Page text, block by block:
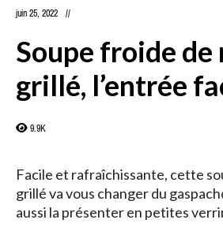
juin 25, 2022
Soupe froide de
grillé, l’entrée
9.9K
Facile et rafraîchissante, cette
grillé va vous changer du
aussi la présenter en petites